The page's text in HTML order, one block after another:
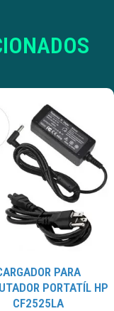
PARA
PORTATÍL HP
CF2525LA